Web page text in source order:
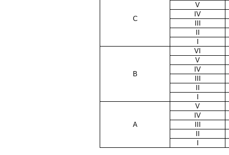
C
V
IV
III
II
I
B
VI
V
IV
III
II
I
A
V
IV
III
II
I